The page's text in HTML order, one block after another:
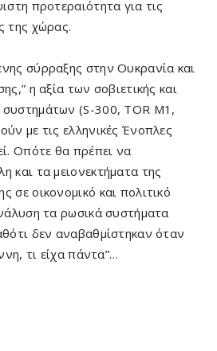
προτεραιότητα για τις
της χώρας.
σύρραξης στην Ουκρανία και
η αξία των σοβιετικής και
(S-300, TOR M1,
με τις ελληνικές Ένοπλες
Οπότε θα πρέπει να
και τα μειονεκτήματα της
σε οικονομικό και πολιτικό
τα ρωσικά συστήματα
δεν αναβαθμίστηκαν όταν
τι είχα πάντα”…